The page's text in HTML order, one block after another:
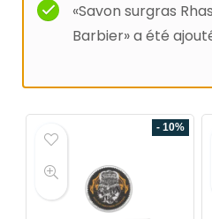
«Savon surgras
Barbier» a été
- 10%